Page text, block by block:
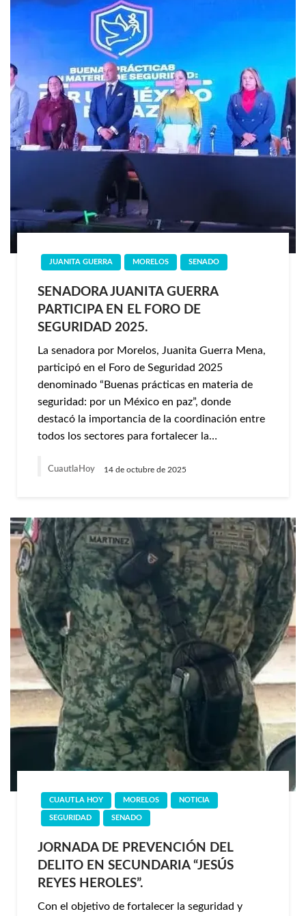
JUANITA GUERRA MORELOS SENADO
SENADORA JUANITA GUERRA
PARTICIPA EN EL FORO DE
SEGURIDAD 2025.
La senadora por Morelos, Juanita Guerra Mena,
participó en el Foro de Seguridad 2025
denominado “Buenas prácticas en materia de
seguridad: por un México en paz”, donde
destacó la importancia de la coordinación entre
todos los sectores para fortalecer la…
CuautlaHoy 14 de octubre de 2025
CUAUTLA HOY MORELOS NOTICIA
SEGURIDAD SENADO
JORNADA DE PREVENCIÓN DEL
DELITO EN SECUNDARIA “JESÚS
REYES HEROLES”.
Con el objetivo de fortalecer la seguridad y